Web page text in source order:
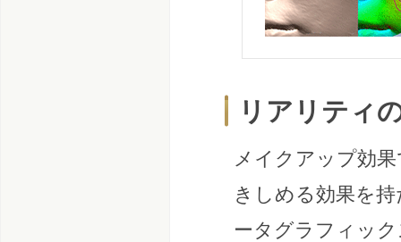
リアリティ
メイクアップ効
きしめる効果を
ータグラフィッ